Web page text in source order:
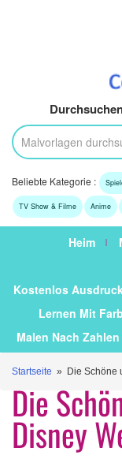
Beliebte Kategorie :
TV Show & Filme Anime
Heim
Kostenlos
Lernen Mit
Malen Nach Zahlen
Startseite » Die Schöne
Die
Disney